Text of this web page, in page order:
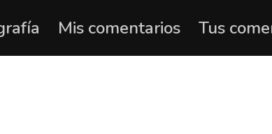
Mis comentarios Tus